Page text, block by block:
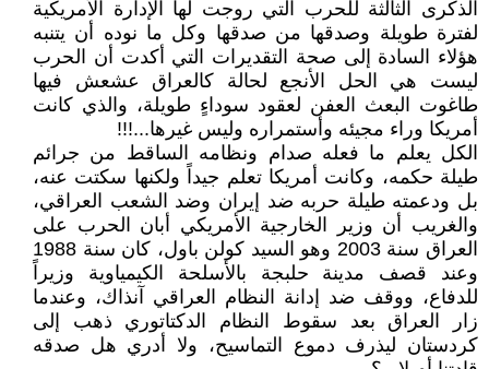
الذكرى الثالثة للحرب التي روجت لها الإدارة الأمريكية
لفترة طويلة وصدقها من صدقها وكل ما نوده أن يتنبه
هؤلاء السادة إلى صحة التقديرات التي أكدت أن الحرب
ليست هي الحل الأنجع لحالة كالعراق عشعش فيها
طاغوت البعث العفن لعقود سوداءٍ طويلة، والذي كانت
أمريكا وراء مجيئه وأستمراره وليس غيرها...!!!
الكل يعلم ما فعله صدام ونظامه الساقط من جرائم
طيلة حكمه، وكانت أمريكا تعلم جيداً ولكنها سكتت عنه،
بل ودعمته طيلة حربه ضد إيران وضد الشعب العراقي،
والغريب أن وزير الخارجية الأمريكي أبان الحرب على
العراق سنة 2003 وهو السيد كولن باول، كان سنة 1988
وعند قصف مدينة حلبجة بالأسلحة الكيمياوية وزيراً
للدفاع، ووقف ضد إدانة النظام العراقي آنذاك، وعندما
زار العراق بعد سقوط النظام الدكتاتوري ذهب إلى
كردستان ليذرف دموع التماسيح، ولا أدري هل صدقه